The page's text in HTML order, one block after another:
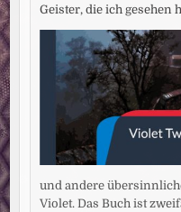
Geister, die ich gesehen
und andere
Violet. Das Buch ist